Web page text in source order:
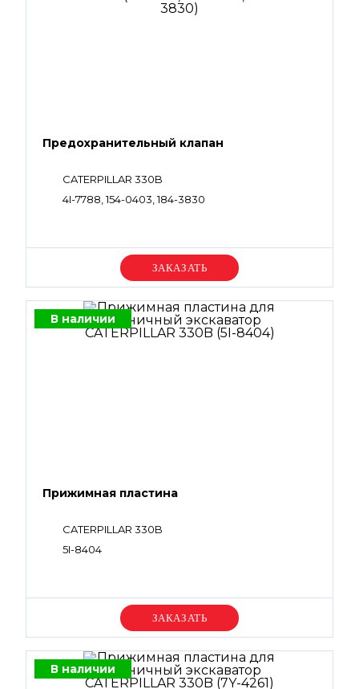
Предохранительный клапан
CATERPILLAR 330B
4I-7788, 154-0403, 184-3830
Уточняйте цену
В наличии
Прижимная пластина
CATERPILLAR 330B
5I-8404
Уточняйте цену
В наличии